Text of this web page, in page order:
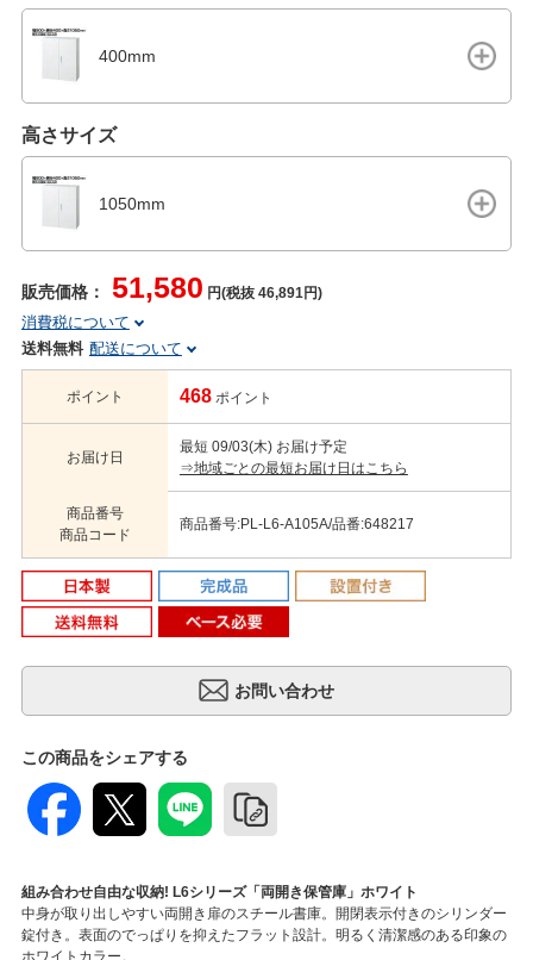
400mm
高さサイズ
1050mm
販売価格： 51,580 円(税抜 46,891円)
消費税について
送料無料 配送について
ポイント 468 ポイント
お届け日
最短 09/03(木) お届け予定
⇒地域ごとの最短お届け日はこちら
商品番号
商品コード
商品番号:PL-L6-A105A/品番:648217
この商品をシェアする
組み合わせ自由な収納! L6シリーズ「両開き保管庫」ホワイト
中身が取り出しやすい両開き扉のスチール書庫。開閉表示付きのシリンダー
錠付き。表面のでっぱりを抑えたフラット設計。明るく清潔感のある印象の
ホワイトカラー。